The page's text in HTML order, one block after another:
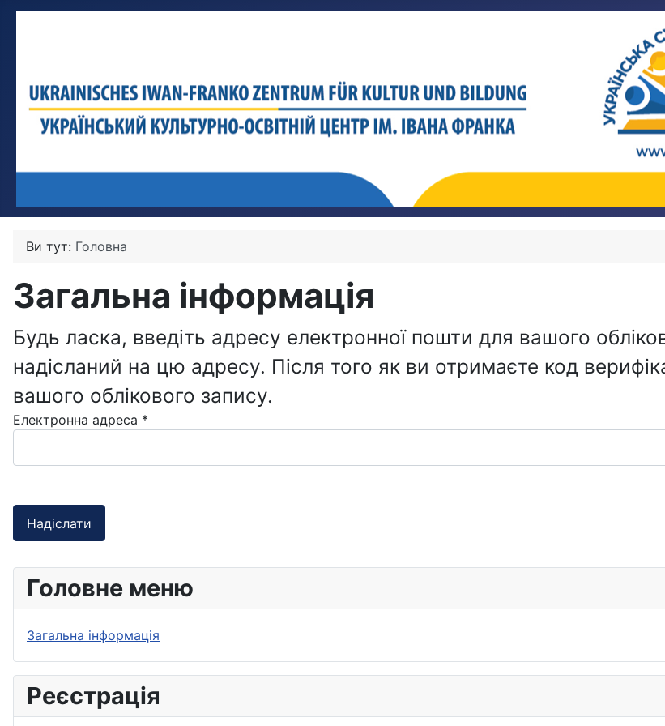
Ви тут: Головна
Загальна інформація
Будь ласка, введіть адресу електронної пошти для вашого
надісланий на цю адресу. Після того як ви отримаєте код
вашого облікового запису.
Електронна адреса *
Надіслати
Головне меню
Загальна інформація
Реєстрація